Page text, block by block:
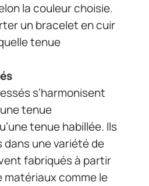
la couleur choisie.
un bracelet en cuir
tenue
s’harmonisent
tenue
tenue habillée. Ils
dans une variété de
fabriqués à partir
matériaux comme le